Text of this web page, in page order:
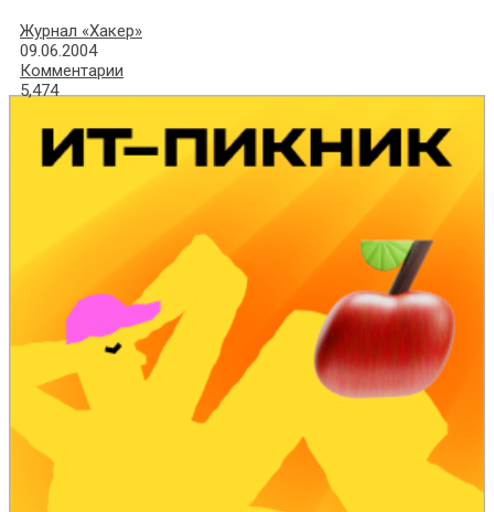
Журнал «Хакер»
09.06.2004
Комментарии
5,474